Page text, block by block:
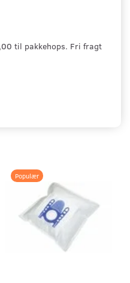
til pakkehops. Fri fragt
Populær